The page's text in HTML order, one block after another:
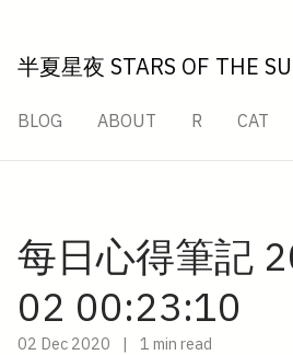
半夏星夜 STARS OF THE
BLOG ABOUT R CAT
每日心得筆記
02 00:23:10
02 Dec 2020 | 1 min read